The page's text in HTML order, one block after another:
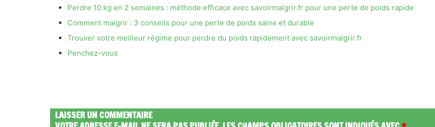
Perdre 10 kg en 2 semaines : méthode efficace avec savoirmaigrir.fr pour une perte de poids rapide
Comment maigrir : 3 conseils pour une perte de poids saine et durable
Trouver votre meilleur régime pour perdre du poids rapidement avec savoirmaigrir.fr
Penchez-vous
LAISSER UN COMMENTAIRE